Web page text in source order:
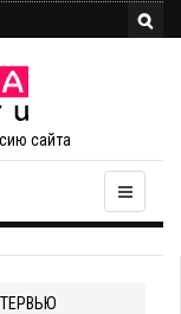
сайта